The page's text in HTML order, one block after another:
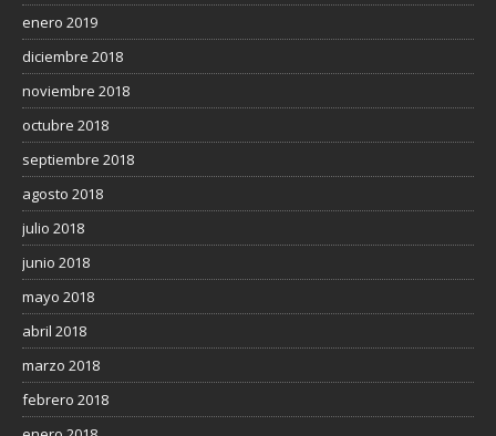
enero 2019
diciembre 2018
noviembre 2018
octubre 2018
septiembre 2018
agosto 2018
julio 2018
junio 2018
mayo 2018
abril 2018
marzo 2018
febrero 2018